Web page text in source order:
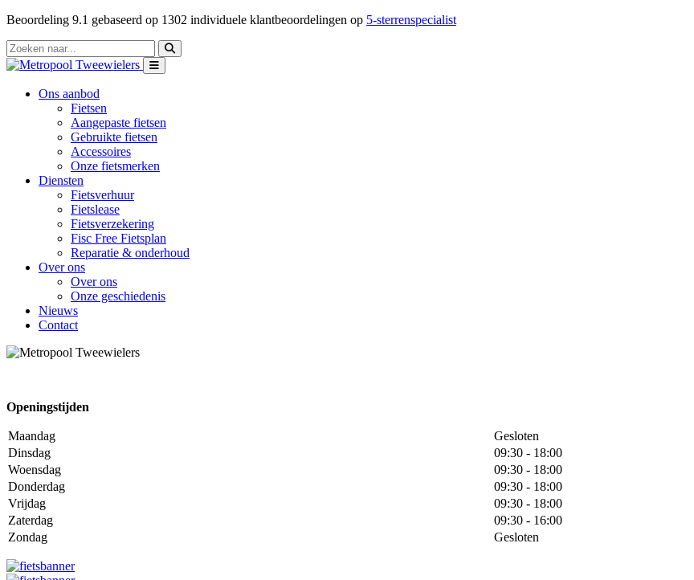
Beoordeling 9.1 gebaseerd op 1302 individuele klantbeoordelingen op 5-sterrenspecialist
Ons aanbod
Fietsen
Aangepaste fietsen
Gebruikte fietsen
Accessoires
Onze fietsmerken
Diensten
Fietsverhuur
Fietslease
Fietsverzekering
Fisc Free Fietsplan
Reparatie & onderhoud
Over ons
Over ons
Onze geschiedenis
Nieuws
Contact
Openingstijden
Maandag
Gesloten
Dinsdag
09:30 - 18:00
Woensdag
09:30 - 18:00
Donderdag
09:30 - 18:00
Vrijdag
09:30 - 18:00
Zaterdag
09:30 - 16:00
Zondag
Gesloten